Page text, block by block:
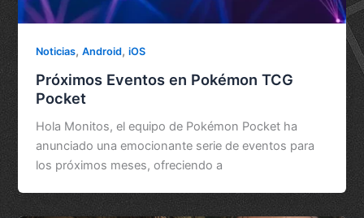
Noticias,Android,iOS
Próximos Eventos en Pokémon TCG
Pocket
Hola Monitos, el equipo de Pokémon Pocket ha
anunciado una emocionante serie de eventos para
los próximos meses, ofreciendo a